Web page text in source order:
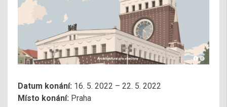
Datum konání: 16. 5. 2022 – 22. 5. 2022
Místo konání: Praha